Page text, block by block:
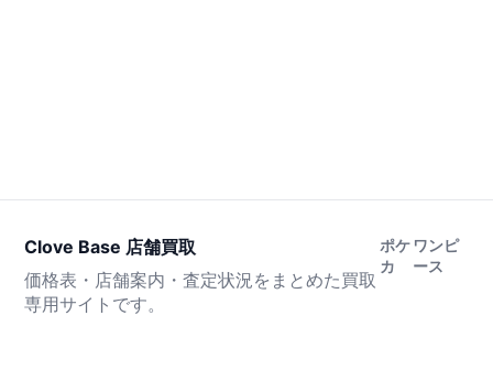
Clove Base 店舗買取
価格表・店舗案内・査定状況をまとめた買取
専用サイトです。
ポケ
カ
ワンピ
ース